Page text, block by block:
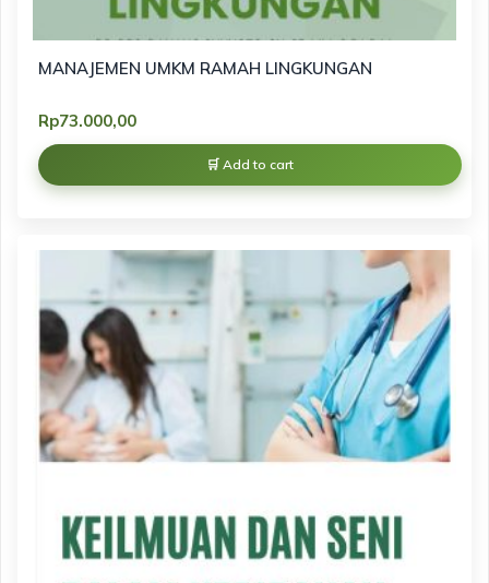
MANAJEMEN UMKM RAMAH LINGKUNGAN
Rp73.000,00
Add to cart